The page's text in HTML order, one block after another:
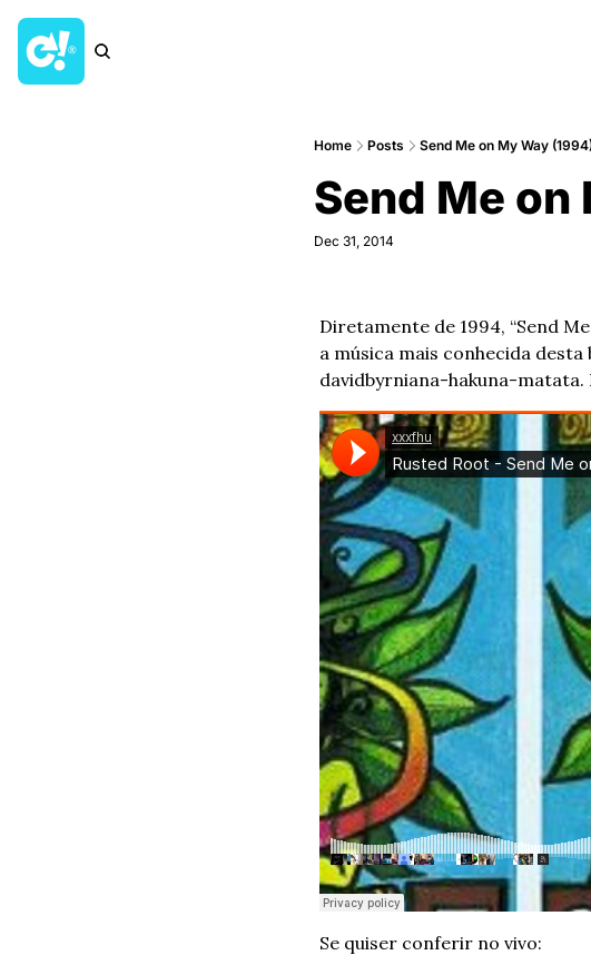
Home Posts Send Me on My Way
Send Me on
Dec 31, 2014
Diretamente de 1994, “Send
a música mais conhecida
davidbyrniana-hakuna-matata.
Se quiser conferir no vivo: